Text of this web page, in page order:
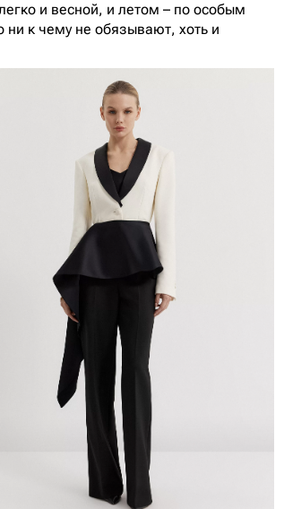
и весной, и летом – по особым
к чему не обязывают, хоть и